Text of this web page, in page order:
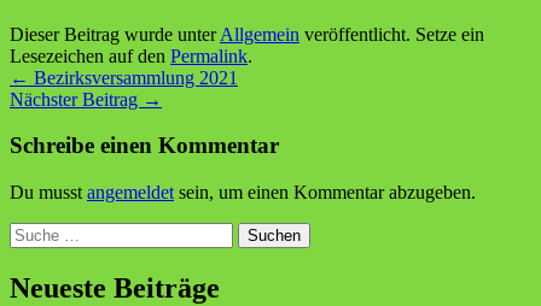
Dieser Beitrag wurde unterAllgemein veröffentlicht. Setze ein
Lesezeichen auf den Permalink.
Beitragsnavigation
← Bezirksversammlung 2021
Nächster Beitrag →
Schreibe einen Kommentar
Du musst angemeldet sein, um einen Kommentar abzugeben.
Suchen
Neueste Beiträge